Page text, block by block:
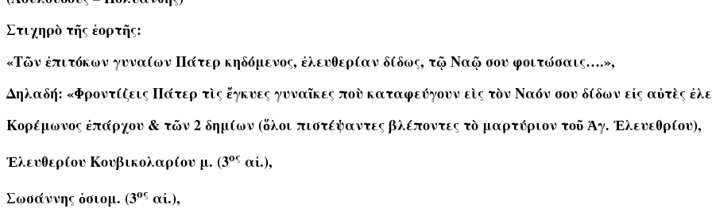
Στιχηρὸ τῆς ἑορτῆς:
«Τῶν ἐπιτόκων γυναίων Πάτερ κηδόμενος, ἐλευθερίαν δίδως, τῷ Ναῷ σου φοιτώσαις….»,
Δηλαδή: «Φροντίζεις Πάτερ τὶς ἔγκυες γυναῖκες ποὺ καταφεύγουν εὶς τὸν Ναόν σου δίδων εἰς αὐτὲς
Κορέμωνος ἐπάρχου & τῶν 2 δημίων (ὅλοι πιστέψαντες βλέποντες τὸ μαρτύριον τοῦ Ἁγ. Ἐλευεθρίου),
Ἐλευθερίου Κουβικολαρίου μ. (3ος αἰ.),
Σωσάννης ὁσιομ. (3ος αἰ.),